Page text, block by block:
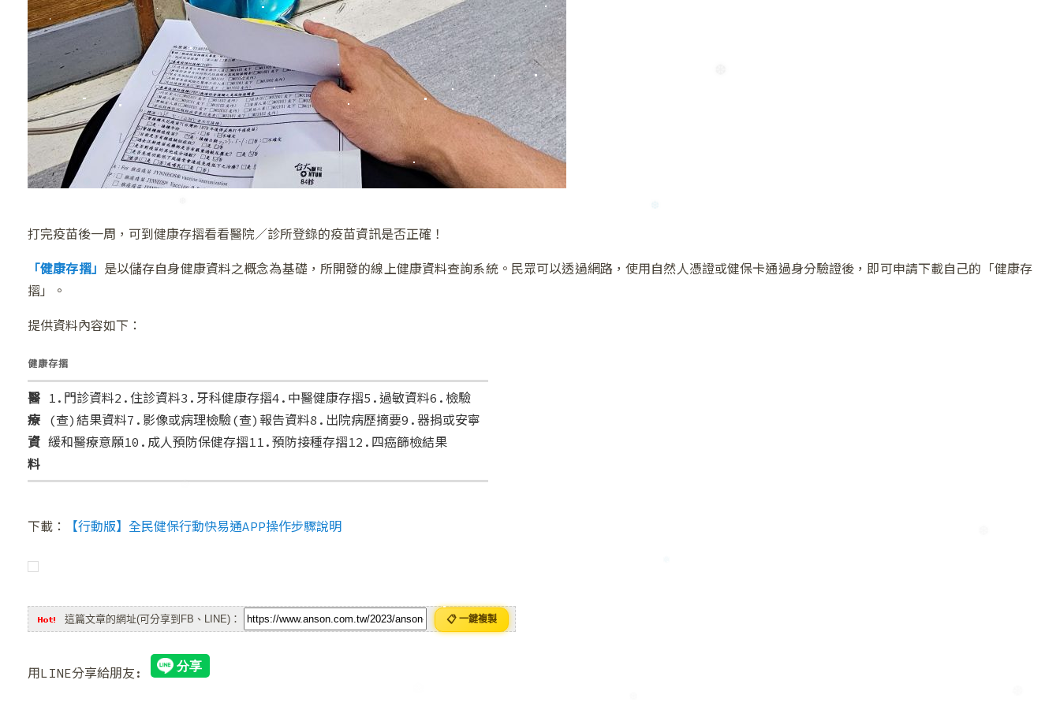
打完疫苗後一周，可到健康存摺看看醫院／診所登錄的疫苗資訊是否正確！
「健康存摺」 是以儲存自身健康資料之概念為基礎，所開發的線上健康資料查詢系統。民眾可以透過網路，使用自然人憑證或健保卡通過身分驗證後，即可申請下載自己的「健康存
摺」。
提供資料內容如下：
健康存摺
醫
療
資
料
1.門診資料2.住診資料3.牙科健康存摺4.中醫健康存摺5.過敏資料6.檢驗
(查)結果資料7.影像或病理檢驗(查)報告資料8.出院病歷摘要9.器捐或安寧
緩和醫療意願10.成人預防保健存摺11.預防接種存摺12.四癌篩檢結果
下載： 【行動版】全民健保行動快易通APP操作步驟說明
這篇文章的網址(可分享到FB、LINE)： 📋 一鍵複製
用LINE分享給朋友:
❄
❆
❄
❄